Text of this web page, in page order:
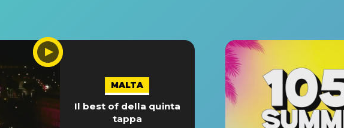
MALTA
Il best of della quinta
tappa